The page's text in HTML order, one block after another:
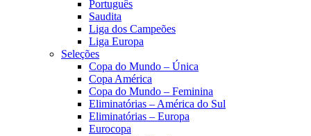
Português
Saudita
Liga dos Campeões
Liga Europa
Seleções
Copa do Mundo – Única
Copa América
Copa do Mundo – Feminina
Eliminatórias – América do Sul
Eliminatórias – Europa
Eurocopa